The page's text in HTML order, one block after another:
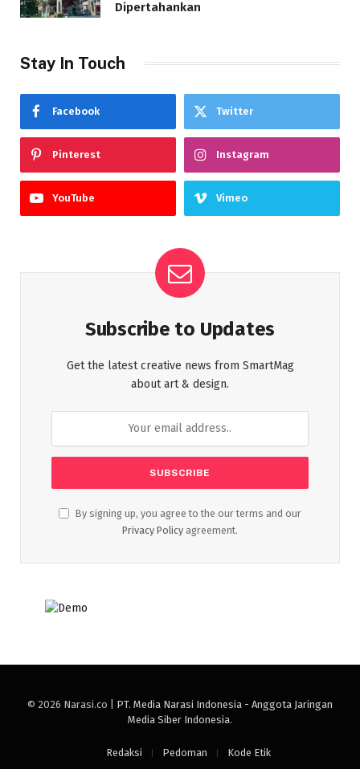
Dipertahankan
Stay In Touch
Facebook Twitter
Pinterest Instagram
YouTube Vimeo
Subscribe to Updates
Get the latest creative news from SmartMag
about art & design.
By signing up, you agree to the our terms and our
Privacy Policy agreement.
© 2026 Narasi.co | PT. Media Narasi Indonesia - Anggota Jaringan
Media Siber Indonesia.
Redaksi Pedoman Kode Etik